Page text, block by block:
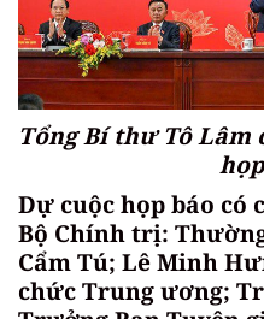
Tổng Bí thư Tô
Dự cuộc họp báo có
Bộ Chính trị:
Cẩm Tú; Lê Minh
chức Trung ương;